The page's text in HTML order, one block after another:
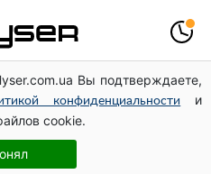
Вы подтверждаете,
конфиденциальности
и
cookie.
найвірніші
перевірити,